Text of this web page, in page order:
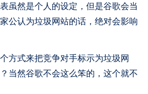
虽然是个人的设定，但是谷歌会当
公认为垃圾网站的话，绝对会影响
方式来把竞争对手标示为垃圾网
当然谷歌不会这么笨的，这个就不